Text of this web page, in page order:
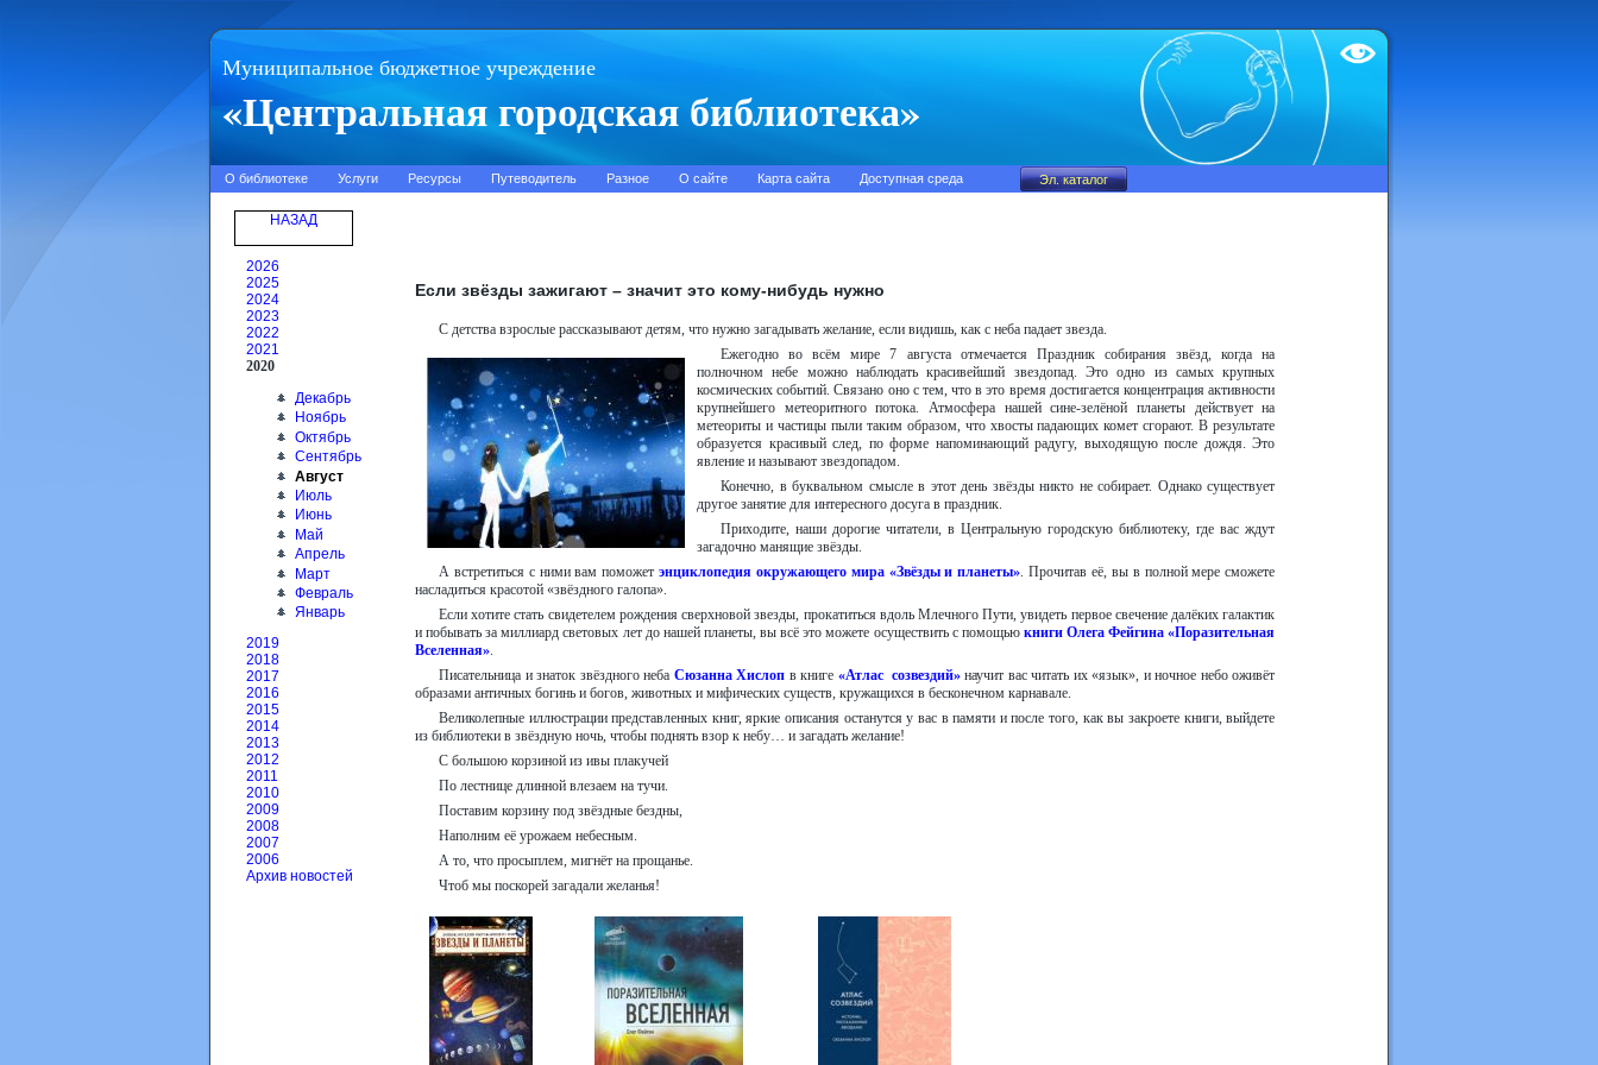
Муниципальное бюджетное учреждение
«Центральная городская библиотека»
Test
О библиотеке Услуги Ресурсы Путеводитель Разное О сайте Карта сайта Доступная среда
НАЗАД
2026
2025
2024
2023
2022
2021
2020
Декабрь
Ноябрь
Октябрь
Сентябрь
Август
Июль
Июнь
Май
Апрель
Март
Февраль
Январь
2019
2018
2017
2016
2015
2014
2013
2012
2011
2010
2009
2008
2007
2006
Архив новостей
Если звёзды зажигают – значит это кому-нибудь нужно
С детства взрослые рассказывают детям, что нужно загадывать желание, если видишь, как с неба падает звезда.
Ежегодно во всём мире 7 августа отмечается Праздник собирания звёзд, когда на
полночном небе можно наблюдать красивейший звездопад. Это одно из самых крупных
космических событий. Связано оно с тем, что в это время достигается концентрация активности
крупнейшего метеоритного потока. Атмосфера нашей сине-зелёной планеты действует на
метеориты и частицы пыли таким образом, что хвосты падающих комет сгорают. В результате
образуется красивый след, по форме напоминающий радугу, выходящую после дождя. Это
явление и называют звездопадом.
Конечно, в буквальном смысле в этот день звёзды никто не собирает. Однако существует
другое занятие для интересного досуга в праздник.
Приходите, наши дорогие читатели, в Центральную городскую библиотеку, где вас ждут
загадочно манящие звёзды.
А встретиться с ними вам поможетэнциклопедия окружающего мира «Звёзды и планеты». Прочитав её, вы в полной мере сможете
насладиться красотой «звёздного галопа».
Если хотите стать свидетелем рождения сверхновой звезды, прокатиться вдоль Млечного Пути, увидеть первое свечение далёких галактик
и побывать за миллиард световых лет до нашей планеты, вы всё это можете осуществить с помощью книги Олега Фейгина «Поразительная
Вселенная».
Писательница и знаток звёздного неба Сюзанна Хислоп в книге «Атлас созвездий»научит вас читать их «язык», и ночное небо оживёт
образами античных богинь и богов, животных и мифических существ, кружащихся в бесконечном карнавале.
Великолепные иллюстрации представленных книг, яркие описания останутся у вас в памяти и после того, как вы закроете книги, выйдете
из библиотеки в звёздную ночь, чтобы поднять взор к небу… и загадать желание!
С большою корзиной из ивы плакучей
По лестнице длинной влезаем на тучи.
Поставим корзину под звёздные бездны,
Наполним её урожаем небесным.
А то, что просыплем, мигнёт на прощанье.
Чтоб мы поскорей загадали желанья!